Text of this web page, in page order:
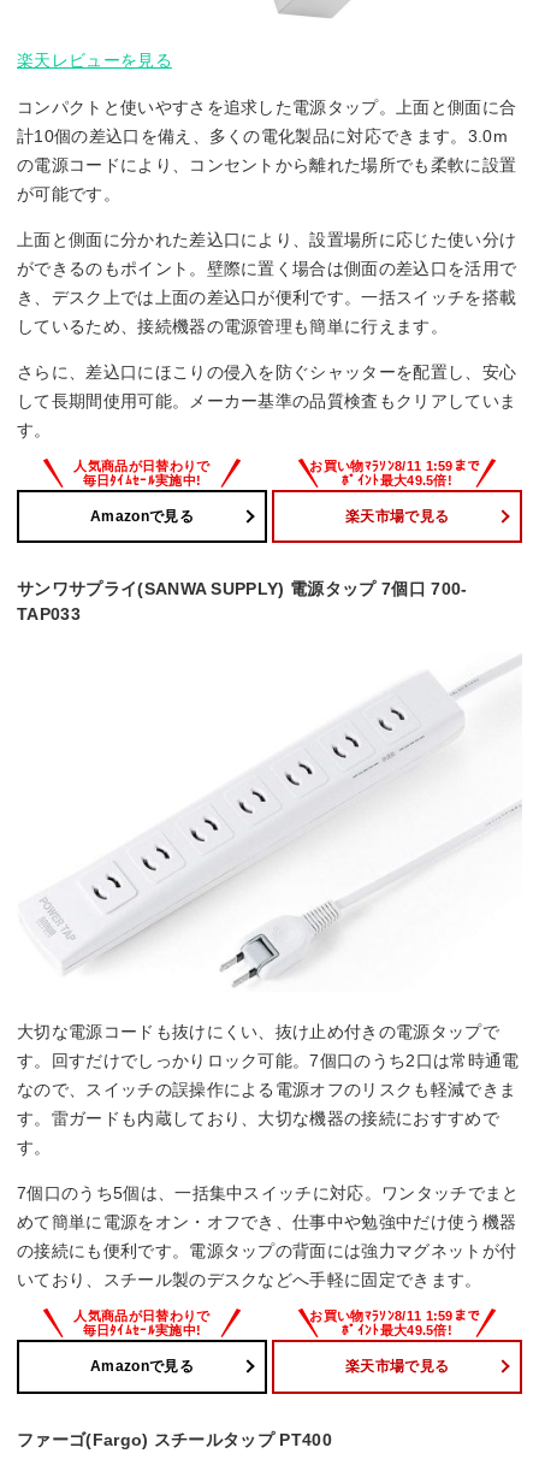
楽天レビューを見る
コンパクトと使いやすさを追求した電源タップ。上面と側面に合
計10個の差込口を備え、多くの電化製品に対応できます。3.0m
の電源コードにより、コンセントから離れた場所でも柔軟に設置
が可能です。
上面と側面に分かれた差込口により、設置場所に応じた使い分け
ができるのもポイント。壁際に置く場合は側面の差込口を活用で
き、デスク上では上面の差込口が便利です。一括スイッチを搭載
しているため、接続機器の電源管理も簡単に行えます。
さらに、差込口にほこりの侵入を防ぐシャッターを配置し、安心
して長期間使用可能。メーカー基準の品質検査もクリアしていま
す。
Amazonで見る 楽天市場で見る
サンワサプライ(SANWA SUPPLY) 電源タップ 7個口 700-
TAP033
大切な電源コードも抜けにくい、抜け止め付きの電源タップで
す。回すだけでしっかりロック可能。7個口のうち2口は常時通電
なので、スイッチの誤操作による電源オフのリスクも軽減できま
す。雷ガードも内蔵しており、大切な機器の接続におすすめで
す。
7個口のうち5個は、一括集中スイッチに対応。ワンタッチでまと
めて簡単に電源をオン・オフでき、仕事中や勉強中だけ使う機器
の接続にも便利です。電源タップの背面には強力マグネットが付
いており、スチール製のデスクなどへ手軽に固定できます。
Amazonで見る 楽天市場で見る
ファーゴ(Fargo) スチールタップ PT400